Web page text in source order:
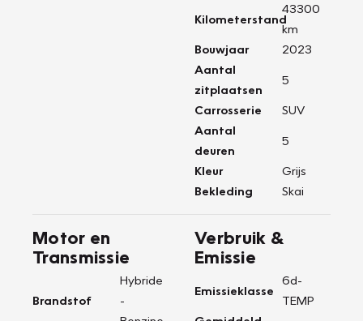
Kilometerstand
43300
km
Bouwjaar
2023
Aantal
zitplaatsen
5
Carrosserie
SUV
Aantal
deuren
5
Kleur
Grijs
Bekleding
Skai
Motor en
Transmissie
Brandstof
Hybride
-
Verbruik &
Emissie
Emissieklasse
6d-
TEMP